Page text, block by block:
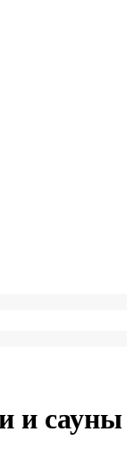
и сауны